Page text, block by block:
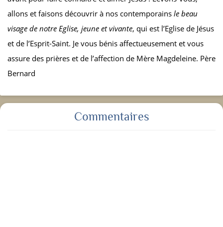
allons et faisons découvrir à nos contemporains le beau
visage de notre Eglise, jeune et vivante, qui est l’Eglise de Jésus
et de l’Esprit-Saint. Je vous bénis affectueusement et vous
assure des prières et de l’affection de Mère Magdeleine. Père
Bernard
Commentaires